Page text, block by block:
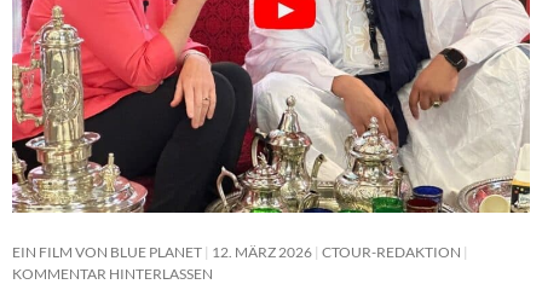
EIN FILM VON BLUE PLANET 12. MÄRZ 2026 CTOUR-REDAKTION
KOMMENTAR HINTERLASSEN